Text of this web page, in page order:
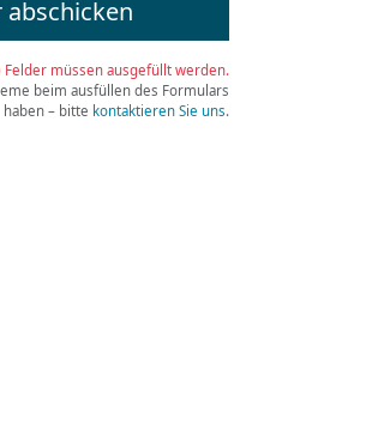
abschicken
Felder müssen ausgefüllt werden.
beim ausfüllen des Formulars
haben – bitte kontaktieren Sie uns.